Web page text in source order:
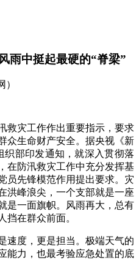
雨中挺起最硬的“脊梁”
灾工作作出重要指示，要求
众生命财产安全。据央视《新
织部印发通知，就深入贯彻落
在防汛救灾工作中充分发挥基
员先锋模范作用提出要求。灾
洪峰浪尖，一个支部就是一座
是一面旗帜。风雨再大，总有
挡在群众前面。
度，更是担当。极端天气的
能力，也最考验应急处置的底